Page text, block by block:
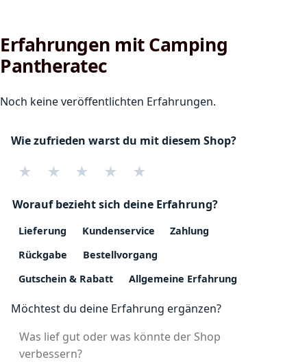
Erfahrungen mit Camping
Pantheratec
Noch keine veröffentlichten Erfahrungen.
Wie zufrieden warst du mit diesem Shop?
★ ★ ★ ★ ★
Worauf bezieht sich deine Erfahrung?
Lieferung Kundenservice
Zahlung
Rückgabe
Bestellvorgang
Gutschein & Rabatt
Allgemeine Erfahrung
Möchtest du deine Erfahrung ergänzen?